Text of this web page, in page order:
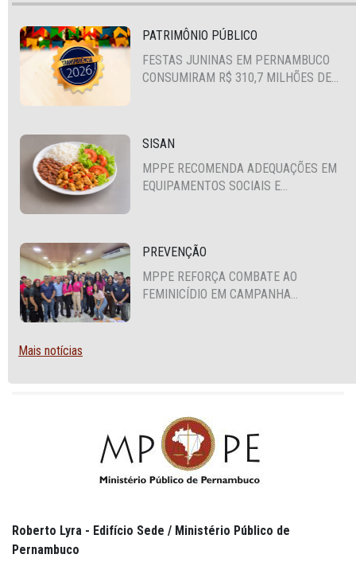
PATRIMÔNIO PÚBLICO
FESTAS JUNINAS EM PERNAMBUCO
CONSUMIRAM R$ 310,7 MILHÕES DE
SISAN
MPPE RECOMENDA ADEQUAÇÕES EM
EQUIPAMENTOS SOCIAIS E
PREVENÇÃO
MPPE REFORÇA COMBATE AO
FEMINICÍDIO EM CAMPANHA
Mais notícias
Roberto Lyra - Edifício Sede / Ministério Público de
Pernambuco